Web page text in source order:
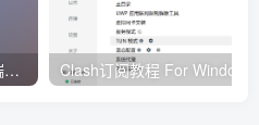
Clash for android安卓客户端保姆级新手使用教程